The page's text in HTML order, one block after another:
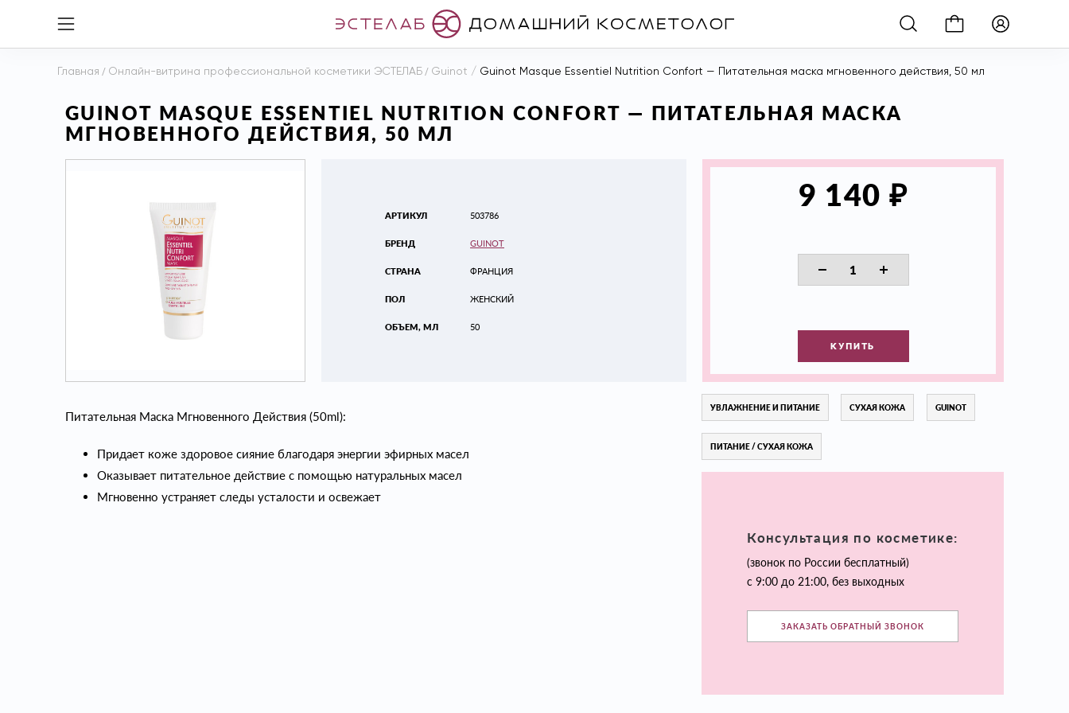
Главная / Онлайн-витрина профессиональной косметики ЭСТЕЛАБ / Guinot / Guinot Masque Essentiel Nutrition Confort — Питательная маска мгновенного действия, 50 мл
GUINOT MASQUE ESSENTIEL NUTRITION CONFORT — ПИТАТЕЛЬНАЯ МАСКА
МГНОВЕННОГО ДЕЙСТВИЯ, 50 МЛ
АРТИКУЛ
БРЕНД
СТРАНА
ПОЛ
ОБЪЕМ, МЛ
503786
GUINOT
ФРАНЦИЯ
ЖЕНСКИЙ
50
9 140 ₽
КУПИТЬ
Питательная Маска Мгновенного Действия (50ml):
Придает коже здоровое сияние благодаря энергии эфирных масел
Оказывает питательное действие с помощью натуральных масел
Мгновенно устраняет следы усталости и освежает
УВЛАЖНЕНИЕ И ПИТАНИЕ СУХАЯ КОЖА GUINOT
ПИТАНИЕ / СУХАЯ КОЖА
Консультация по косметике:
(звонок по России бесплатный)
с 9:00 до 21:00, без выходных
ЗАКАЗАТЬ ОБРАТНЫЙ ЗВОНОК